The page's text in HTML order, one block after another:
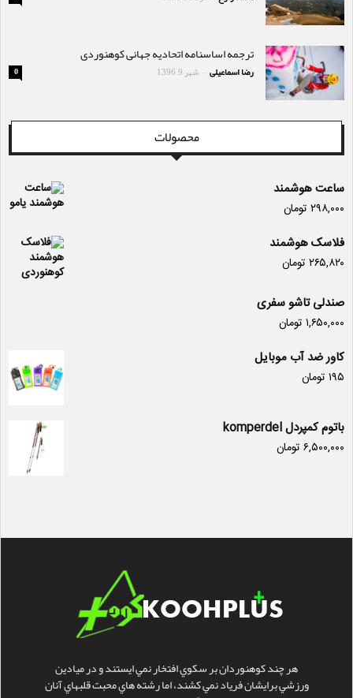
ترجمه اساسنامه اتحادیه جهانی کوهنوردی
رضا اسماعیلی - شهر 9, 1396 0
محصولات
ساعت هوشمند
۲۹۸,۰۰۰ تومان
فلاسک هوشمند
۲۶۵,۸۲۰ تومان
صندلی تاشو سفری
۱,۶۵۰,۰۰۰ تومان
کاور ضد آب موبایل
۱۹۵ تومان
باتوم کمپردل komperdel
۶,۵۰۰,۰۰۰ تومان
هر چند کوهنوردان بر سکوي افتخار نمي ايستند و در ميادين
ورزشي برايشان فرياد نمي کشند، اما رشته هاي محبت قلبهاي آنان